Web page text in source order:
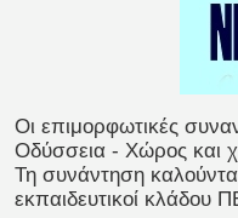
Oι επιμορφωτικές
Οδύσσεια - Χώρος και
Τη συνάντηση
εκπαιδευτικοί κλάδου